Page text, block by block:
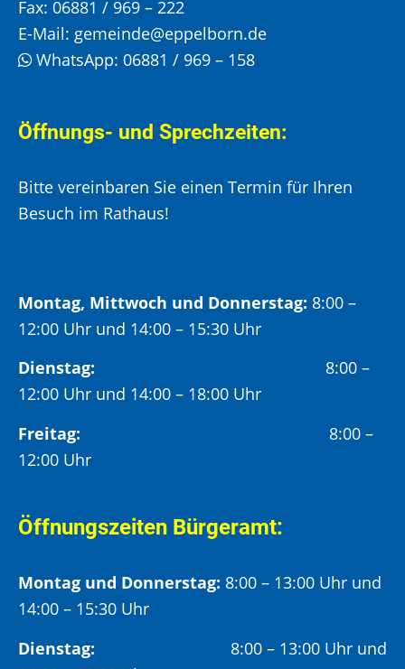
Fax: 06881 / 969 – 222
E-Mail: gemeinde@eppelborn.de
WhatsApp: 06881 / 969 – 158
Öffnungs- und Sprechzeiten:
Bitte vereinbaren Sie einen Termin für Ihren
Besuch im Rathaus!
Montag, Mittwoch und Donnerstag: 8:00 –
12:00 Uhr und 14:00 – 15:30 Uhr
Dienstag: 8:00 –
12:00 Uhr und 14:00 – 18:00 Uhr
Freitag:
8:00 –
12:00 Uhr
Öffnungszeiten Bürgeramt:
Montag und Donnerstag: 8:00 – 13:00 Uhr und
14:00 – 15:30 Uhr
Dienstag: 8:00 – 13:00 Uhr und